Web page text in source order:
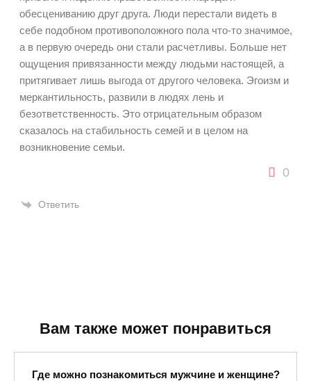
обесцениванию друг друга. Люди перестали видеть в
себе подобном противоположного пола что-то значимое,
а в первую очередь они стали расчетливы. Больше нет
ощущения привязанности между людьми настоящей, а
притягивает лишь выгода от другого человека. Эгоизм и
меркантильность, развили в людях лень и
безответственность. Это отрицательным образом
сказалось на стабильность семей и в целом на
возникновение семьи.
0
Ответить
Вам также может понравиться
Где можно познакомиться мужчине и женщине?